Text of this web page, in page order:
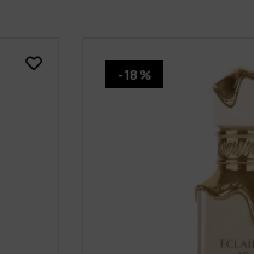
-18%